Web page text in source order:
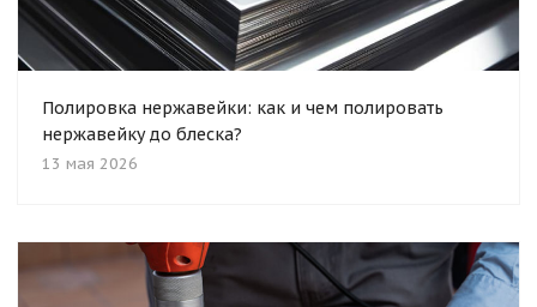
Полировка нержавейки: как и чем полировать
нержавейку до блеска?
13 мая 2026